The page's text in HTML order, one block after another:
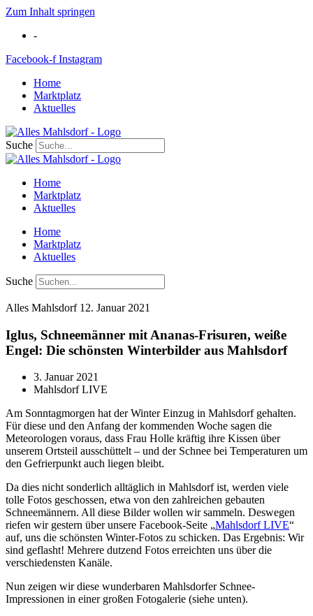
Zum Inhalt springen
-
Facebook-f Instagram
Home
Marktplatz
Aktuelles
Suche
Home
Marktplatz
Aktuelles
Home
Marktplatz
Aktuelles
Suche
Alles Mahlsdorf 12. Januar 2021
Iglus, Schneemänner mit Ananas-Frisuren, weiße
Engel: Die schönsten Winterbilder aus Mahlsdorf
3. Januar 2021
Mahlsdorf LIVE
Am Sonntagmorgen hat der Winter Einzug in Mahlsdorf gehalten.
Für diese und den Anfang der kommenden Woche sagen die
Meteorologen voraus, dass Frau Holle kräftig ihre Kissen über
unserem Ortsteil ausschüttelt – und der Schnee bei Temperaturen um
den Gefrierpunkt auch liegen bleibt.
Da dies nicht sonderlich alltäglich in Mahlsdorf ist, werden viele
tolle Fotos geschossen, etwa von den zahlreichen gebauten
Schneemännern. All diese Bilder wollen wir sammeln. Deswegen
riefen wir gestern über unsere Facebook-Seite „Mahlsdorf LIVE“
auf, uns die schönsten Winter-Fotos zu schicken. Das Ergebnis: Wir
sind geflasht! Mehrere dutzend Fotos erreichten uns über die
verschiedensten Kanäle.
Nun zeigen wir diese wunderbaren Mahlsdorfer Schnee-
Impressionen in einer großen Fotogalerie (siehe unten).